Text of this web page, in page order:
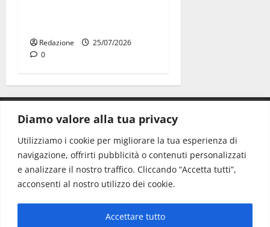
Diamo valore alla tua privacy
Utilizziamo i cookie per migliorare la tua esperienza di
navigazione, offrirti pubblicità o contenuti personalizzati
e analizzare il nostro traffico. Cliccando “Accetta tutti”,
acconsenti al nostro utilizzo dei cookie.
Accettare tutto
Redazione
25/07/2026
0
Redazione: redazione@www.martinasera.it
Direttore:direttore@www.martinasera.it
Info & Commerciale:info@www.martinasera.it